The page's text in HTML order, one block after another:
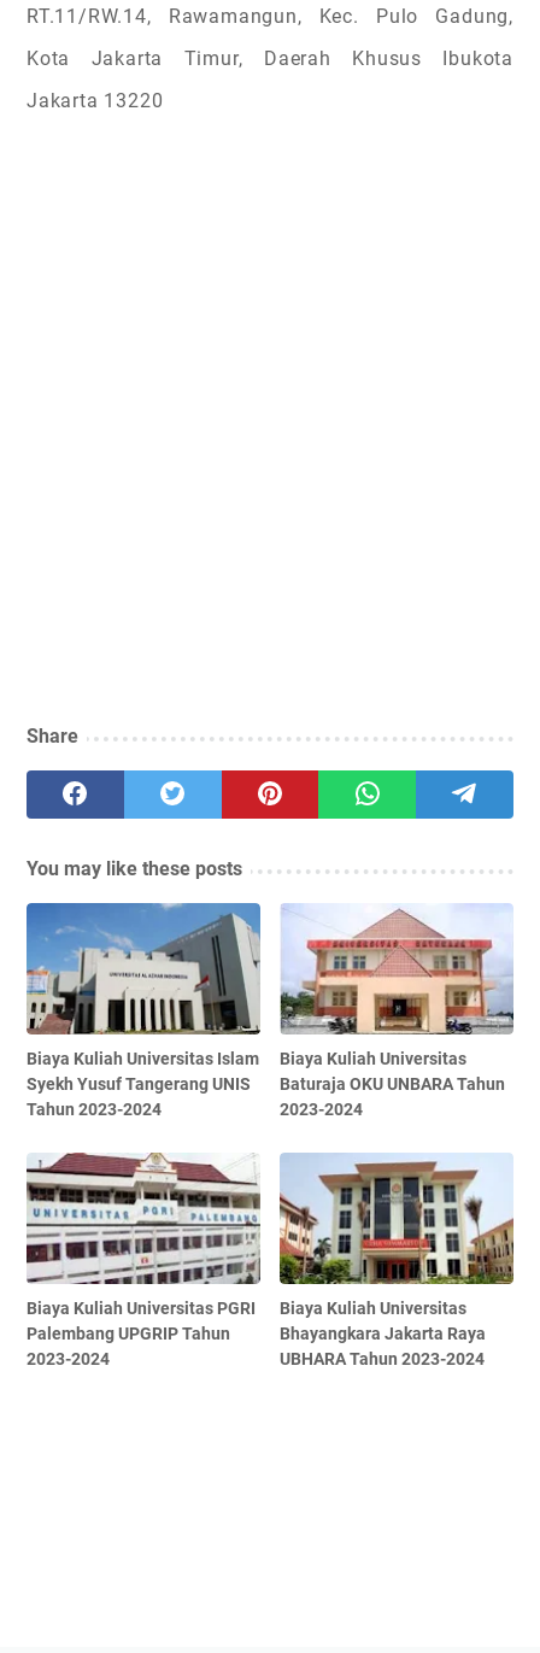
RT.11/RW.14, Rawamangun, Kec. Pulo Gadung,
Kota Jakarta Timur, Daerah Khusus Ibukota
Jakarta 13220
Share
You may like these posts
Biaya Kuliah Universitas Islam
Syekh Yusuf Tangerang UNIS
Tahun 2023-2024
Biaya Kuliah Universitas
Baturaja OKU UNBARA Tahun
2023-2024
Biaya Kuliah Universitas PGRI
Palembang UPGRIP Tahun
2023-2024
Biaya Kuliah Universitas
Bhayangkara Jakarta Raya
UBHARA Tahun 2023-2024